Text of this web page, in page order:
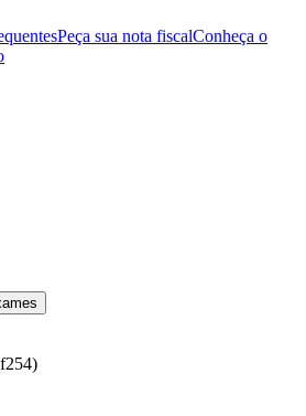
Peça sua nota fiscalConheça o